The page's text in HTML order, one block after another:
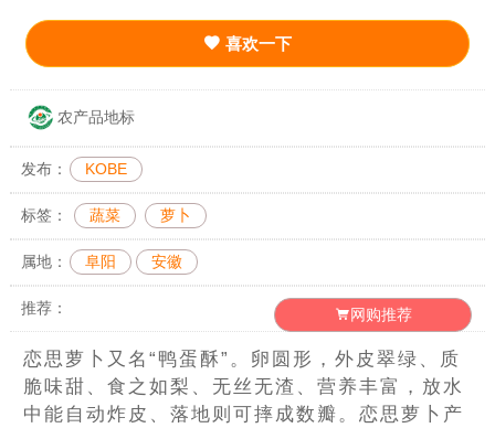
喜欢一下
农产品地标
发布： KOBE
标签： 蔬菜 萝卜
属地： 阜阳 安徽
推荐： 网购推荐
恋思萝卜又名“鸭蛋酥”。卵圆形，外皮翠绿、质
脆味甜、食之如梨、无丝无渣、营养丰富，放水
中能自动炸皮、落地则可摔成数瓣。恋思萝卜产